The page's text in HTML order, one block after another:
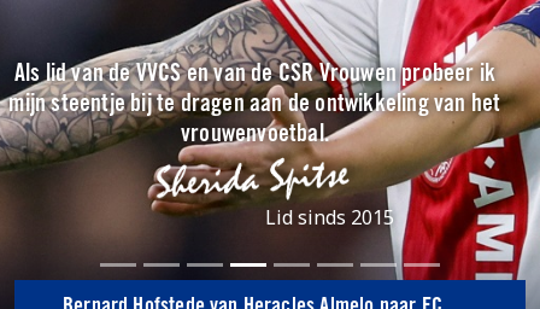
Als lid van de VVCS en van de CSR Vrouwen probeer ik
mijn steentje bij te dragen aan de ontwikkeling van het
vrouwenvoetbal.
Lid sinds 2015